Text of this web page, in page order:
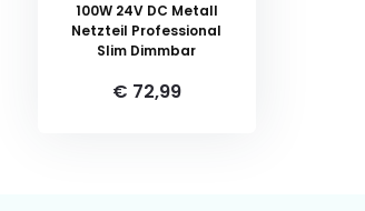
100W 24V DC Metall
Netzteil Professional
Slim Dimmbar
€ 72,99